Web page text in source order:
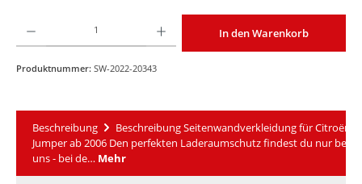
In den Warenkorb
Produktnummer: SW-2022-20343
Beschreibung
Beschreibung Seitenwandverkleidung für Citroën
Jumper ab 2006 Den perfekten Laderaumschutz findest du nur bei
uns - bei de… Mehr